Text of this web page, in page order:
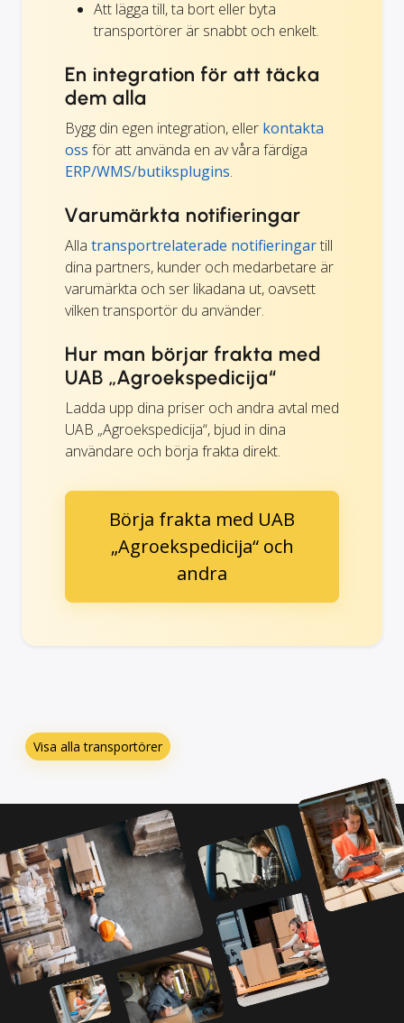
Att lägga till, ta bort eller byta
transportörer är snabbt och enkelt.
En integration för att täcka
dem alla
Bygg din egen integration, eller kontakta
oss för att använda en av våra färdiga
ERP/WMS/butiksplugins.
Varumärkta notifieringar
Alla transportrelaterade notifieringartill
dina partners, kunder och medarbetare är
varumärkta och ser likadana ut, oavsett
vilken transportör du använder.
Hur man börjar frakta med
UAB „Agroekspedicija“
Ladda upp dina priser och andra avtal med
UAB „Agroekspedicija“, bjud in dina
användare och börja frakta direkt.
Börja frakta med UAB
„Agroekspedicija“ och
andra
Visa alla transportörer